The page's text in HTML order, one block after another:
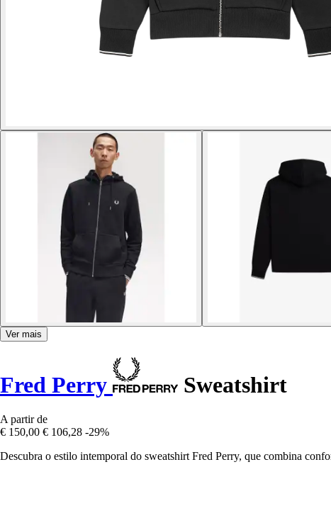
Ver mais
Fred Perry Sweatshirt
A partir de
€ 150,00 € 106,28 -29%
Descubra o estilo intemporal do sweatshirt Fred Perry, que combina